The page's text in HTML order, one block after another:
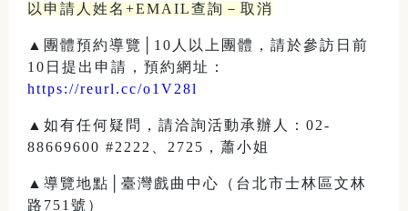
以申請人姓名+EMAIL查詢－取消
▲團體預約導覽│10人以上團體，請於參訪日前
10日提出申請，預約網址：
https://reurl.cc/o1V28l
▲如有任何疑問，請洽詢活動承辦人：02-
88669600 #2222、2725，蕭小姐
▲導覽地點│臺灣戲曲中心（台北市士林區文林
路751號）